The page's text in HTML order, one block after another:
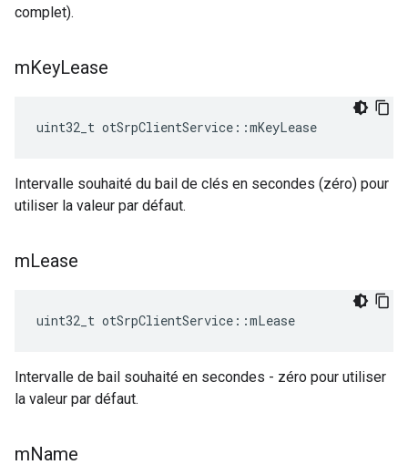
complet).
mKeyLease
uint32_t otSrpClientService ::mKeyLease
Intervalle souhaité du bail de clés en secondes (zéro) pour
utiliser la valeur par défaut.
mLease
uint32_t otSrpClientService ::mLease
Intervalle de bail souhaité en secondes - zéro pour utiliser
la valeur par défaut.
mName